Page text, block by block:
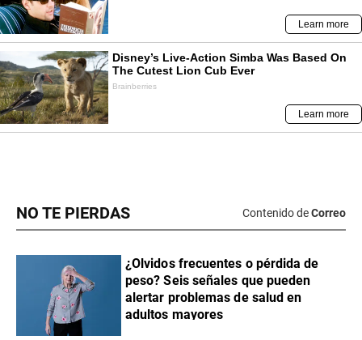
NO TE PIERDAS Contenido deCorreo
¿Olvidos frecuentes o pérdida de
peso? Seis señales que pueden
alertar problemas de salud en
adultos mayores